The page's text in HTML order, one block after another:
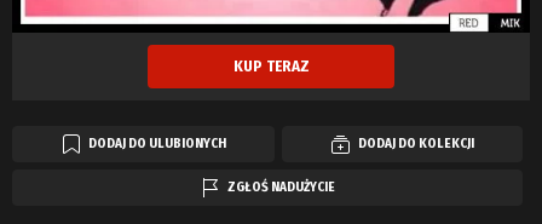
KUP TERAZ
DODAJ DO ULUBIONYCH DODAJ DO KOLEKCJI
ZGŁOŚ NADUŻYCIE